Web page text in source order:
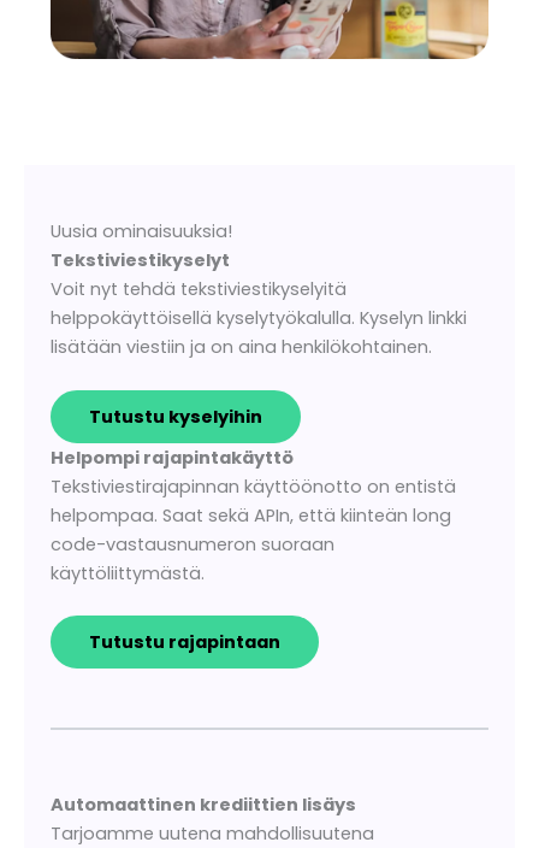
Uusia ominaisuuksia!
Tekstiviestikyselyt
Voit nyt tehdä tekstiviestikyselyitä
helppokäyttöisellä kyselytyökalulla. Kyselyn linkki
lisätään viestiin ja on aina henkilökohtainen.
Tutustu kyselyihin
Helpompi rajapintakäyttö
Tekstiviestirajapinnan käyttöönotto on entistä
helpompaa. Saat sekä APIn, että kiinteän long
code-vastausnumeron suoraan
käyttöliittymästä.
Tutustu rajapintaan
Automaattinen krediittien lisäys
Tarjoamme uutena mahdollisuutena